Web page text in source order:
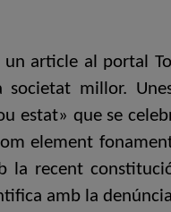
article al portal
millor.
estat» que se
element
la recent
amb la